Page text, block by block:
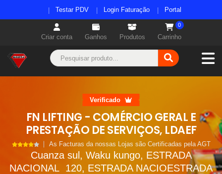
Testar PDV Login Faturação Portal
Criar conta Ganhos Produtos Carrinho
0
Verificado
FN LIFTING - COMÉRCIO GERAL E
PRESTAÇÃO DE SERVIÇOS, LDAEF
As Facturas da nossas Lojas são Certificadas pela AGT
Cuanza sul, Waku kungo, ESTRADA
NACIONAL 120, ESTRADA NACIOESTRADA